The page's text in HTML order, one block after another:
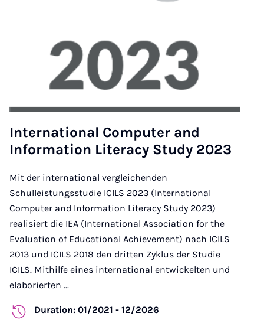
International Computer and
Information Literacy Study 2023
Mit der international vergleichenden
Schulleistungsstudie ICILS 2023 (International
Computer and Information Literacy Study 2023)
realisiert die IEA (International Association for the
Evaluation of Educational Achievement) nach ICILS
2013 und ICILS 2018 den dritten Zyklus der Studie
ICILS. Mithilfe eines international entwickelten und
elaborierten ...
Duration: 01/2021 - 12/2026